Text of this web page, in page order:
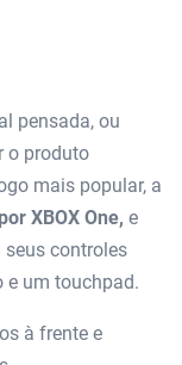
pensada, ou
o produto
mais popular, a
XBOX One, e
seus controles
e um touchpad.
à frente e